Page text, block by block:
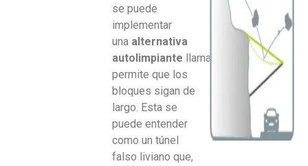
se puede
implementar
una alternativa
autolimpiante llamada Canopyque
permite que los
bloques sigan de
largo. Esta se
puede entender
como un túnel
falso liviano que,